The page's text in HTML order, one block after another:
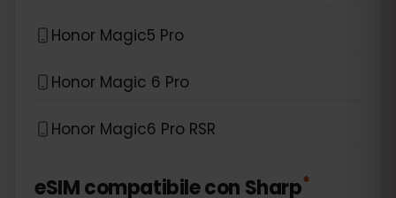
Honor Magic5 Pro
Honor Magic 6 Pro
Honor Magic6 Pro RSR
eSIM compatibile con Sharp*